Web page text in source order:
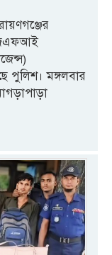
পুলিশ। মঙ্গলবার